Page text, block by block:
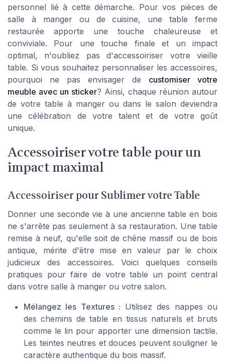
personnel lié à cette démarche. Pour vos pièces de
salle à manger ou de cuisine, une table ferme
restaurée apporte une touche chaleureuse et
conviviale. Pour une touche finale et un impact
optimal, n'oubliez pas d'accessoiriser votre vieille
table. Si vous souhaitez personnaliser les accessoires,
pourquoi ne pas envisager de customiser votre
meuble avec un sticker? Ainsi, chaque réunion autour
de votre table à manger ou dans le salon deviendra
une célébration de votre talent et de votre goût
unique.
Accessoiriser votre table pour un
impact maximal
Accessoiriser pour Sublimer votre Table
Donner une seconde vie à une ancienne table en bois
ne s'arrête pas seulement à sa restauration. Une table
remise à neuf, qu'elle soit de chêne massif ou de bois
antique, mérite d'être mise en valeur par le choix
judicieux des accessoires. Voici quelques conseils
pratiques pour faire de votre table un point central
dans votre salle à manger ou votre salon.
Mélangez les Textures : Utilisez des nappes ou
des chemins de table en tissus naturels et bruts
comme le lin pour apporter une dimension tactile.
Les teintes neutres et douces peuvent souligner le
caractère authentique du bois massif.